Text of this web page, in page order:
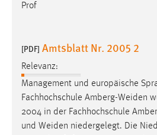
Prof
[PDF] Amtsblatt Nr. 2005 2
Relevanz:
Management und europäische
Fachhochschule Amberg-Weiden
2004 in der Fachhochschule
und Weiden niedergelegt. Die